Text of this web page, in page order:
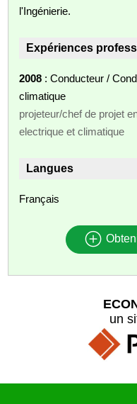
l'Ingénierie.
Expériences
2008 : Conducteur /
climatique
projeteur/chef de projet
electrique et climatique
Langues
Français
un